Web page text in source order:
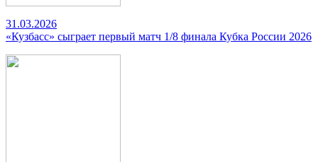
31.03.2026
«Кузбасс» сыграет первый матч 1/8 финала Кубка России 2026